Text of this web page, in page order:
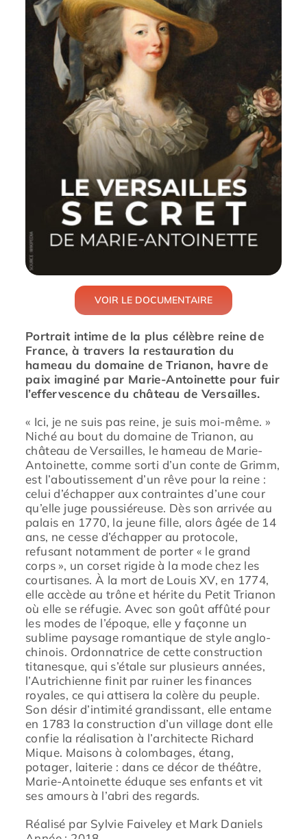
Prévention
Restauration
Actualité
Avantages
VOIR LE DOCUMENTAIRE
Portrait intime de la plus célèbre reine de
France, à travers la restauration du
hameau du domaine de Trianon, havre de
paix imaginé par Marie-Antoinette pour fuir
l’effervescence du château de Versailles.
« Ici, je ne suis pas reine, je suis moi-même. »
Niché au bout du domaine de Trianon, au
château de Versailles, le hameau de Marie-
Antoinette, comme sorti d’un conte de Grimm,
est l’aboutissement d’un rêve pour la reine :
celui d’échapper aux contraintes d’une cour
qu’elle juge poussiéreuse. Dès son arrivée au
palais en 1770, la jeune fille, alors âgée de 14
ans, ne cesse d’échapper au protocole,
refusant notamment de porter « le grand
corps », un corset rigide à la mode chez les
courtisanes. À la mort de Louis XV, en 1774,
elle accède au trône et hérite du Petit Trianon
où elle se réfugie. Avec son goût affûté pour
les modes de l’époque, elle y façonne un
sublime paysage romantique de style anglo-
chinois. Ordonnatrice de cette construction
titanesque, qui s’étale sur plusieurs années,
l’Autrichienne finit par ruiner les finances
royales, ce qui attisera la colère du peuple.
Son désir d’intimité grandissant, elle entame
en 1783 la construction d’un village dont elle
confie la réalisation à l’architecte Richard
Mique. Maisons à colombages, étang,
potager, laiterie : dans ce décor de théâtre,
Marie-Antoinette éduque ses enfants et vit
ses amours à l’abri des regards.
Réalisé par Sylvie Faiveley et Mark Daniels